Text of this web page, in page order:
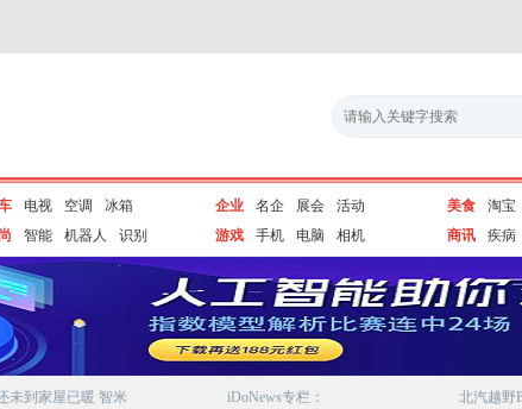
电视 空调
冰箱
智能 机器人 识别
企业 名企 展会
活动
游戏
手机 电脑 相机
美食 淘宝
商讯
疾病
未到家屋已暖 智米
iDoNews专栏：
北汽越野